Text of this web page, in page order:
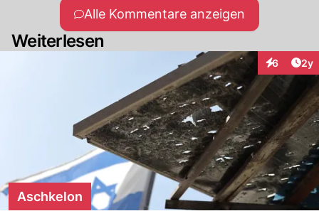
Alle Kommentare anzeigen
Weiterlesen
6 2y
Aschkelon